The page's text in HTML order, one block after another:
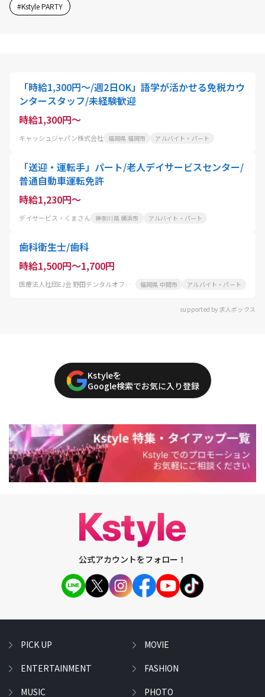
#Kstyle PARTY
「時給1,300円～/週2日OK」語学が活かせる免税カウ
ンタースタッフ/未経験歓迎
時給1,300円～
キャッシュジャパン株式会社 福岡県 福岡市 アルバイト・パート
「送迎・運転手」パート/老人デイサービスセンター/
普通自動車運転免許
時給1,230円～
デイサービス・くまさん 神奈川県 横浜市 アルバイト・パート
歯科衛生士/歯科
時給1,500円～1,700円
医療法人社団EJ会 野田デンタルオフィス 福岡県 中間市 アルバイト・パート
supported by 求人ボックス
Kstyleを
Google検索でお気に入り登録
公式アカウントをフォロー！
PICK UP
ENTERTAINMENT
MUSIC
MOVIE
FASHION
PHOTO